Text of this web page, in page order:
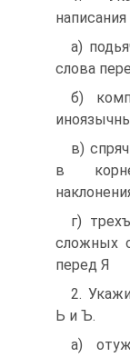
а)
слова
б)
в)
в корне
г)
сложных
перед Я
2.
Ь и Ъ.
а)